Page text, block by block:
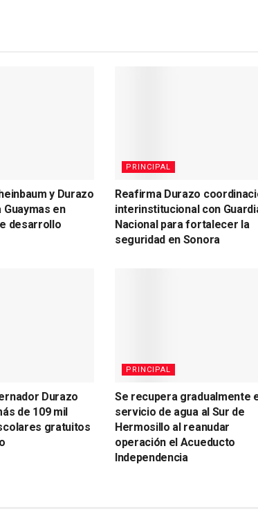
y Durazo
en
desarrollo
PRINCIPAL
Reafirma Durazo
interinstitucional con
Nacional para fortalecer la
seguridad en Sonora
Durazo
de 109 mil
gratuitos
PRINCIPAL
Se recupera gradualmente
servicio de agua al Sur de
Hermosillo al reanudar
operación el Acueducto
Independencia